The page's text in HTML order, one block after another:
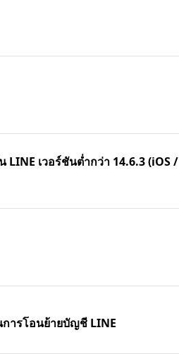
เวอร์ชันต่ำกว่า 14.6.3 (iOS /
ารโอนย้ายบัญชี LINE